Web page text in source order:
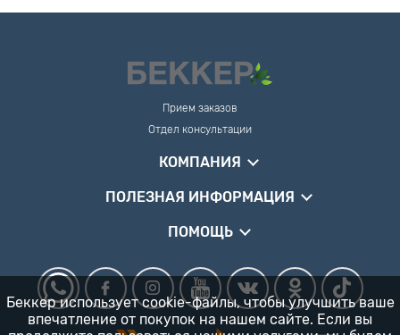
Прием заказов
Отдел консультации
КОМПАНИЯ
ПОЛЕЗНАЯ ИНФОРМАЦИЯ
ПОМОЩЬ
Беккер использует cookie-файлы, чтобы улучшить ваше
впечатление от покупок на нашем сайте. Если вы